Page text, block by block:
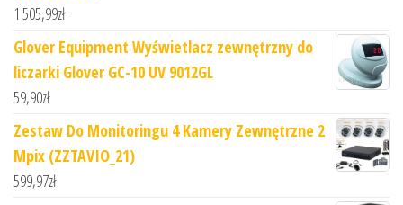
1 505,99zł
Glover Equipment Wyświetlacz zewnętrzny do
liczarki Glover GC-10 UV 9012GL
59,90zł
Zestaw Do Monitoringu 4 Kamery Zewnętrzne 2
Mpix (ZZTAVIO_21)
599,97zł